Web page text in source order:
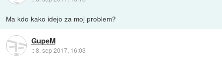
Ma kdo kako idejo za moj problem?
GupeM
::8. sep 2017, 16:03